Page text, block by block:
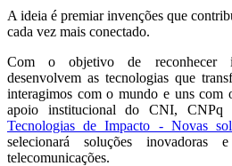
A ideia é premiar invenções que
cada vez mais conectado.
Com o objetivo de reconhecer
desenvolvem as tecnologias que
interagimos com o mundo e uns com
apoio institucional do CNI,
Tecnologias de Impacto - Novas
selecionará soluções
telecomunicações.